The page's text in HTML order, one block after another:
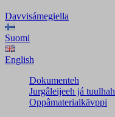
Davvisámegiella
Suomi
English
Dokumenteh
Jurgâleijeeh já tuulhah
Oppâmaterialkävppi